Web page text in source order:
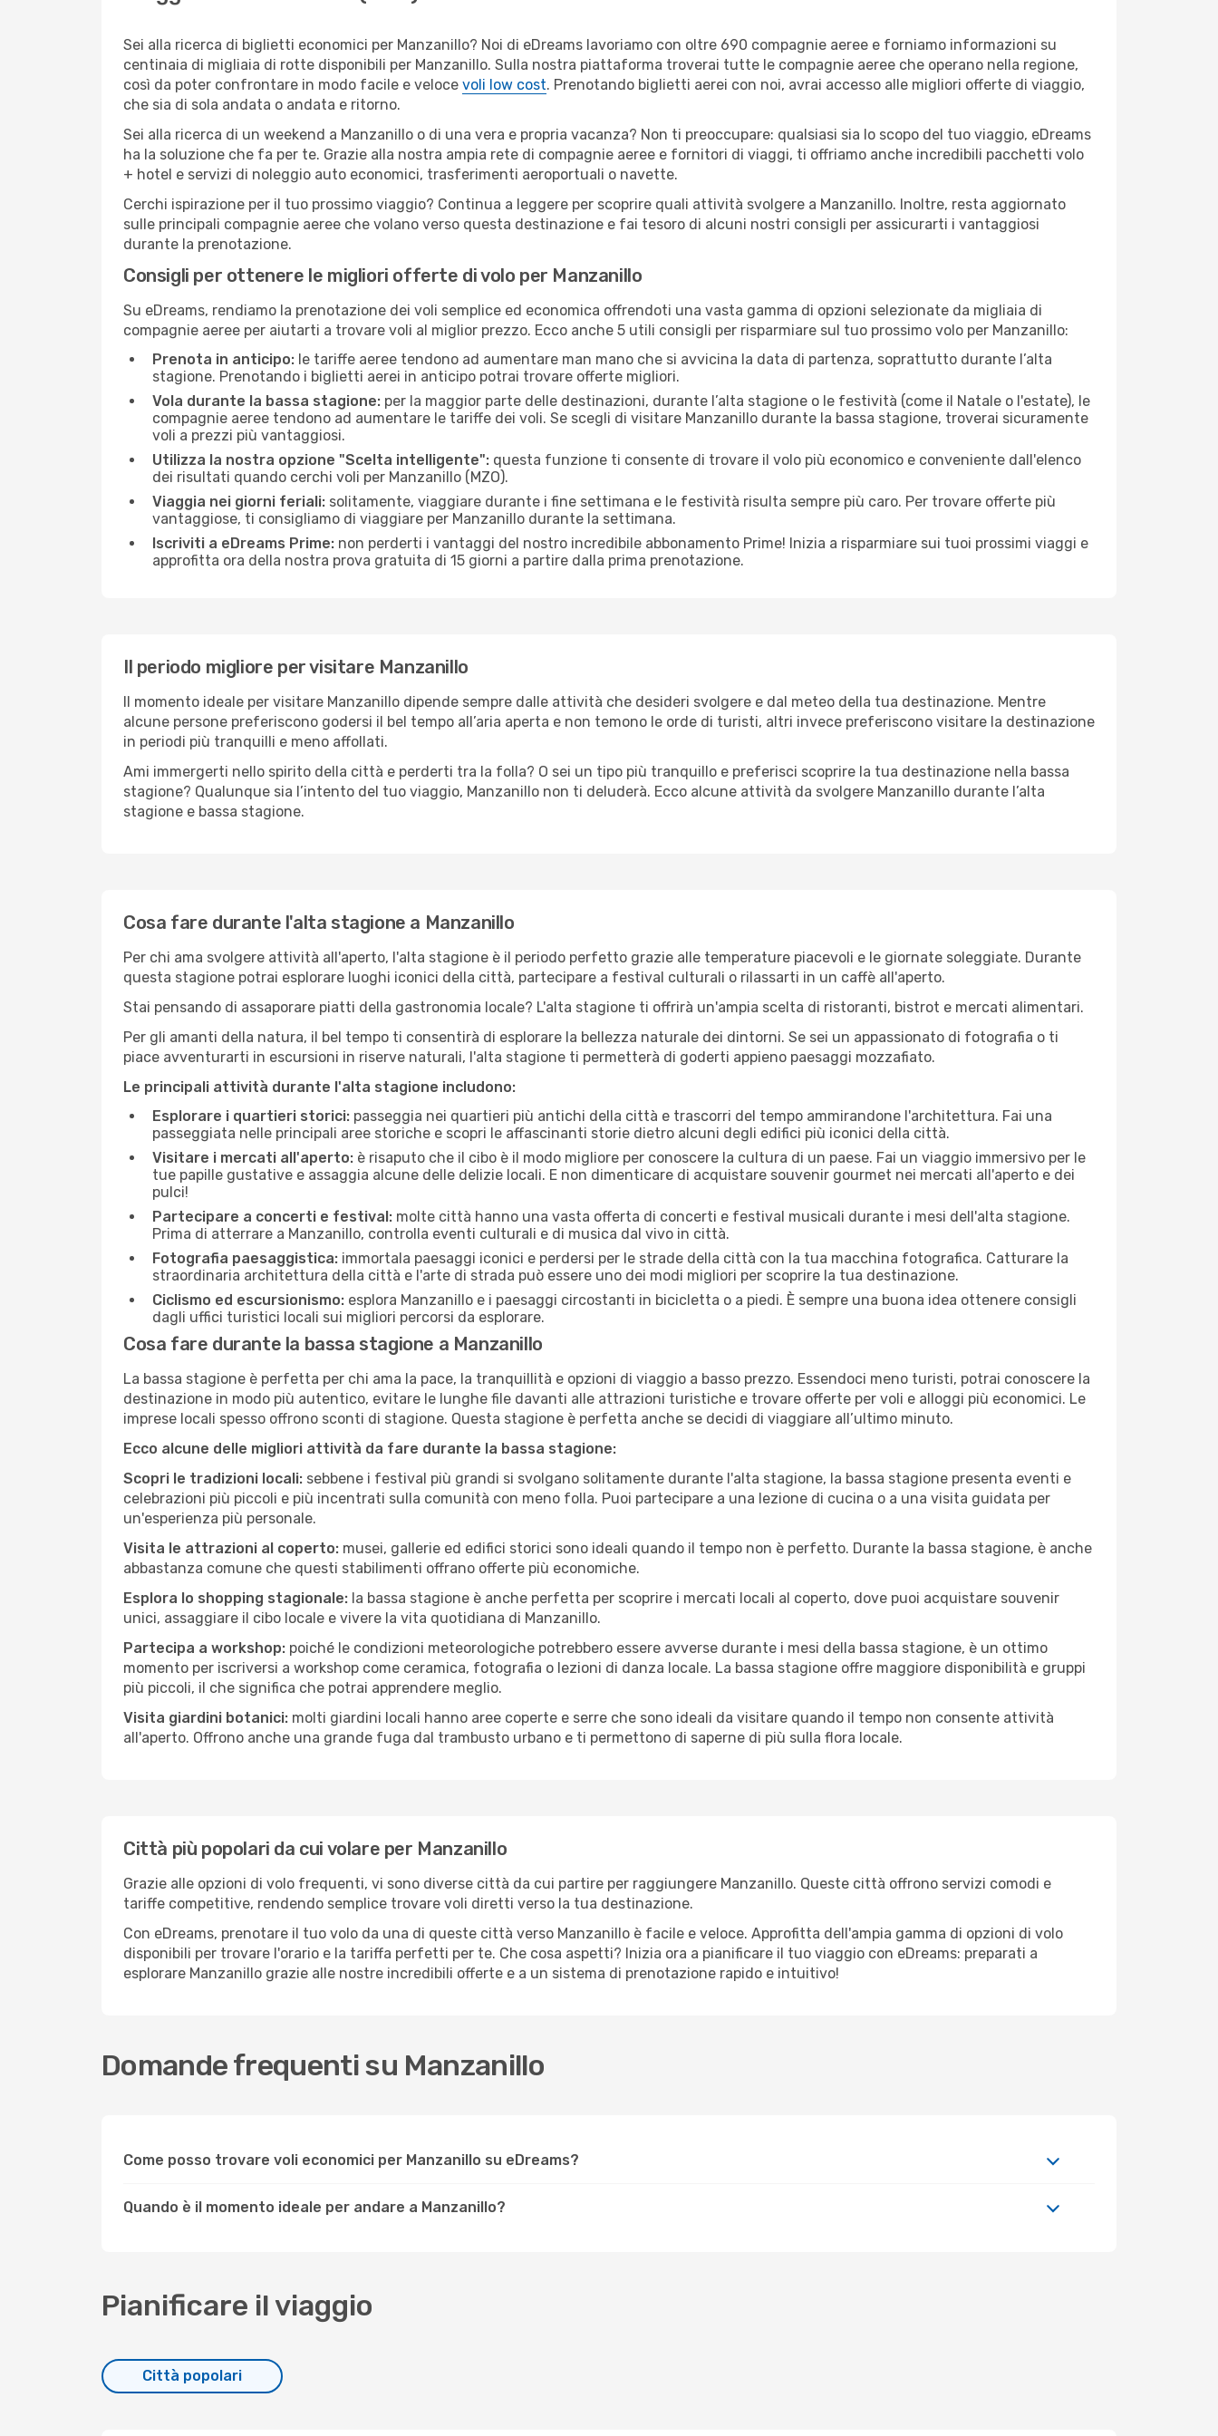
Sei alla ricerca di biglietti economici per Manzanillo? Noi di eDreams lavoriamo con oltre 690 compagnie aeree e forniamo informazioni su
centinaia di migliaia di rotte disponibili per Manzanillo. Sulla nostra piattaforma troverai tutte le compagnie aeree che operano nella regione,
così da poter confrontare in modo facile e veloce voli low cost. Prenotando biglietti aerei con noi, avrai accesso alle migliori offerte di viaggio,
che sia di sola andata o andata e ritorno.
Sei alla ricerca di un weekend a Manzanillo o di una vera e propria vacanza? Non ti preoccupare: qualsiasi sia lo scopo del tuo viaggio, eDreams
ha la soluzione che fa per te. Grazie alla nostra ampia rete di compagnie aeree e fornitori di viaggi, ti offriamo anche incredibili pacchetti volo
+ hotel e servizi di noleggio auto economici, trasferimenti aeroportuali o navette.
Cerchi ispirazione per il tuo prossimo viaggio? Continua a leggere per scoprire quali attività svolgere a Manzanillo. Inoltre, resta aggiornato
sulle principali compagnie aeree che volano verso questa destinazione e fai tesoro di alcuni nostri consigli per assicurarti i vantaggiosi
durante la prenotazione.
Consigli per ottenere le migliori offerte di volo per Manzanillo
Su eDreams, rendiamo la prenotazione dei voli semplice ed economica offrendoti una vasta gamma di opzioni selezionate da migliaia di
compagnie aeree per aiutarti a trovare voli al miglior prezzo. Ecco anche 5 utili consigli per risparmiare sul tuo prossimo volo per Manzanillo:
Prenota in anticipo: le tariffe aeree tendono ad aumentare man mano che si avvicina la data di partenza, soprattutto durante l’alta
stagione. Prenotando i biglietti aerei in anticipo potrai trovare offerte migliori.
Vola durante la bassa stagione: per la maggior parte delle destinazioni, durante l’alta stagione o le festività (come il Natale o l'estate), le
compagnie aeree tendono ad aumentare le tariffe dei voli. Se scegli di visitare Manzanillo durante la bassa stagione, troverai sicuramente
voli a prezzi più vantaggiosi.
Utilizza la nostra opzione "Scelta intelligente": questa funzione ti consente di trovare il volo più economico e conveniente dall'elenco
dei risultati quando cerchi voli per Manzanillo (MZO).
Viaggia nei giorni feriali: solitamente, viaggiare durante i fine settimana e le festività risulta sempre più caro. Per trovare offerte più
vantaggiose, ti consigliamo di viaggiare per Manzanillo durante la settimana.
Iscriviti a eDreams Prime: non perderti i vantaggi del nostro incredibile abbonamento Prime! Inizia a risparmiare sui tuoi prossimi viaggi e
approfitta ora della nostra prova gratuita di 15 giorni a partire dalla prima prenotazione.
Il periodo migliore per visitare Manzanillo
Il momento ideale per visitare Manzanillo dipende sempre dalle attività che desideri svolgere e dal meteo della tua destinazione. Mentre
alcune persone preferiscono godersi il bel tempo all’aria aperta e non temono le orde di turisti, altri invece preferiscono visitare la destinazione
in periodi più tranquilli e meno affollati.
Ami immergerti nello spirito della città e perderti tra la folla? O sei un tipo più tranquillo e preferisci scoprire la tua destinazione nella bassa
stagione? Qualunque sia l’intento del tuo viaggio, Manzanillo non ti deluderà. Ecco alcune attività da svolgere Manzanillo durante l’alta
stagione e bassa stagione.
Cosa fare durante l'alta stagione a Manzanillo
Per chi ama svolgere attività all'aperto, l'alta stagione è il periodo perfetto grazie alle temperature piacevoli e le giornate soleggiate. Durante
questa stagione potrai esplorare luoghi iconici della città, partecipare a festival culturali o rilassarti in un caffè all'aperto.
Stai pensando di assaporare piatti della gastronomia locale? L'alta stagione ti offrirà un'ampia scelta di ristoranti, bistrot e mercati alimentari.
Per gli amanti della natura, il bel tempo ti consentirà di esplorare la bellezza naturale dei dintorni. Se sei un appassionato di fotografia o ti
piace avventurarti in escursioni in riserve naturali, l'alta stagione ti permetterà di goderti appieno paesaggi mozzafiato.
Le principali attività durante l'alta stagione includono:
Esplorare i quartieri storici: passeggia nei quartieri più antichi della città e trascorri del tempo ammirandone l'architettura. Fai una
passeggiata nelle principali aree storiche e scopri le affascinanti storie dietro alcuni degli edifici più iconici della città.
Visitare i mercati all'aperto: è risaputo che il cibo è il modo migliore per conoscere la cultura di un paese. Fai un viaggio immersivo per le
tue papille gustative e assaggia alcune delle delizie locali. E non dimenticare di acquistare souvenir gourmet nei mercati all'aperto e dei
pulci!
Partecipare a concerti e festival: molte città hanno una vasta offerta di concerti e festival musicali durante i mesi dell'alta stagione.
Prima di atterrare a Manzanillo, controlla eventi culturali e di musica dal vivo in città.
Fotografia paesaggistica: immortala paesaggi iconici e perdersi per le strade della città con la tua macchina fotografica. Catturare la
straordinaria architettura della città e l'arte di strada può essere uno dei modi migliori per scoprire la tua destinazione.
Ciclismo ed escursionismo: esplora Manzanillo e i paesaggi circostanti in bicicletta o a piedi. È sempre una buona idea ottenere consigli
dagli uffici turistici locali sui migliori percorsi da esplorare.
Cosa fare durante la bassa stagione a Manzanillo
La bassa stagione è perfetta per chi ama la pace, la tranquillità e opzioni di viaggio a basso prezzo. Essendoci meno turisti, potrai conoscere la
destinazione in modo più autentico, evitare le lunghe file davanti alle attrazioni turistiche e trovare offerte per voli e alloggi più economici. Le
imprese locali spesso offrono sconti di stagione. Questa stagione è perfetta anche se decidi di viaggiare all’ultimo minuto.
Ecco alcune delle migliori attività da fare durante la bassa stagione:
Scopri le tradizioni locali: sebbene i festival più grandi si svolgano solitamente durante l'alta stagione, la bassa stagione presenta eventi e
celebrazioni più piccoli e più incentrati sulla comunità con meno folla. Puoi partecipare a una lezione di cucina o a una visita guidata per
un'esperienza più personale.
Visita le attrazioni al coperto: musei, gallerie ed edifici storici sono ideali quando il tempo non è perfetto. Durante la bassa stagione, è anche
abbastanza comune che questi stabilimenti offrano offerte più economiche.
Esplora lo shopping stagionale: la bassa stagione è anche perfetta per scoprire i mercati locali al coperto, dove puoi acquistare souvenir
unici, assaggiare il cibo locale e vivere la vita quotidiana di Manzanillo.
Partecipa a workshop: poiché le condizioni meteorologiche potrebbero essere avverse durante i mesi della bassa stagione, è un ottimo
momento per iscriversi a workshop come ceramica, fotografia o lezioni di danza locale. La bassa stagione offre maggiore disponibilità e gruppi
più piccoli, il che significa che potrai apprendere meglio.
Visita giardini botanici: molti giardini locali hanno aree coperte e serre che sono ideali da visitare quando il tempo non consente attività
all'aperto. Offrono anche una grande fuga dal trambusto urbano e ti permettono di saperne di più sulla flora locale.
Città più popolari da cui volare per Manzanillo
Grazie alle opzioni di volo frequenti, vi sono diverse città da cui partire per raggiungere Manzanillo. Queste città offrono servizi comodi e
tariffe competitive, rendendo semplice trovare voli diretti verso la tua destinazione.
Con eDreams, prenotare il tuo volo da una di queste città verso Manzanillo è facile e veloce. Approfitta dell'ampia gamma di opzioni di volo
disponibili per trovare l'orario e la tariffa perfetti per te. Che cosa aspetti? Inizia ora a pianificare il tuo viaggio con eDreams: preparati a
esplorare Manzanillo grazie alle nostre incredibili offerte e a un sistema di prenotazione rapido e intuitivo!
Domande frequenti su Manzanillo
Come posso trovare voli economici per Manzanillo su eDreams?
Quando è il momento ideale per andare a Manzanillo?
Pianificare il viaggio
Città popolari